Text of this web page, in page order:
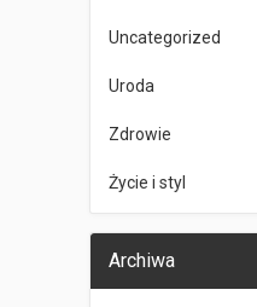
Uncategorized
Uroda
Zdrowie
Życie i styl
Archiwa